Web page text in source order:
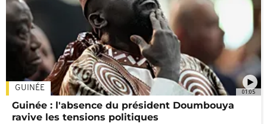
01:05
GUINÉE
Guinée : l'absence du président Doumbouya
ravive les tensions politiques